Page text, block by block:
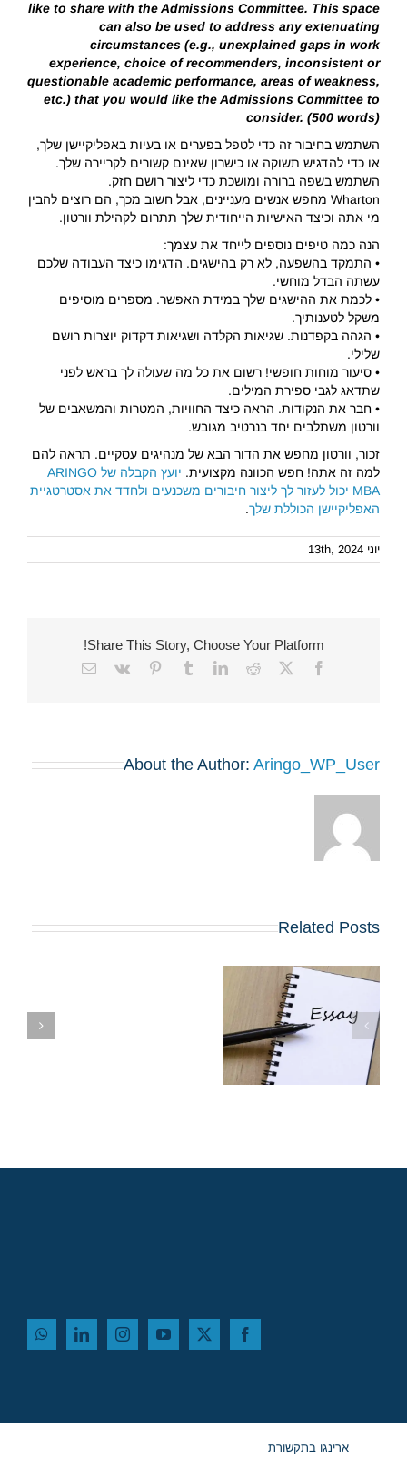
like to share with the Admissions Committee. This space
can also be used to address any extenuating
circumstances (e.g., unexplained gaps in work
experience, choice of recommenders, inconsistent or
questionable academic performance, areas of weakness,
etc.) that you would like the Admissions Committee to
consider. (500 words)
השתמש בחיבור זה כדי לטפל בפערים או בעיות באפליקיישן שלך,
או כדי להדגיש תשוקה או כישרון שאינם קשורים לקריירה שלך.
השתמש בשפה ברורה ומושכת כדי ליצור רושם חזק.
Wharton מחפש אנשים מעניינים, אבל חשוב מכך, הם רוצים להבין
מי אתה וכיצד האישיות הייחודית שלך תתרום לקהילת וורטון.
הנה כמה טיפים נוספים לייחד את עצמך:
• התמקד בהשפעה, לא רק בהישגים. הדגימו כיצד העבודה שלכם
עשתה הבדל מוחשי.
• לכמת את ההישגים שלך במידת האפשר. מספרים מוסיפים
משקל לטענותיך.
• הגהה בקפדנות. שגיאות הקלדה ושגיאות דקדוק יוצרות רושם
שלילי.
• סיעור מוחות חופשי! רשום את כל מה שעולה לך בראש לפני
שתדאג לגבי ספירת המילים.
• חבר את הנקודות. הראה כיצד החוויות, המטרות והמשאבים של
וורטון משתלבים יחד בנרטיב מגובש.
זכור, וורטון מחפש את הדור הבא של מנהיגים עסקיים. תראה להם
למה זה אתה! חפש הכוונה מקצועית.
יועץ הקבלה של ARINGO
MBA יכול לעזור לך ליצור חיבורים משכנעים ולחדד את אסטרטגיית
האפליקיישן הכוללת שלך.
יוני 13th, 2024
Share This Story, Choose Your Platform!
Facebook
X
Reddit
LinkedIn
Tumblr
Pinterest
Vk
Email
About the Author: Aringo_WP_User
Related Posts
ארינגו בתקשורת